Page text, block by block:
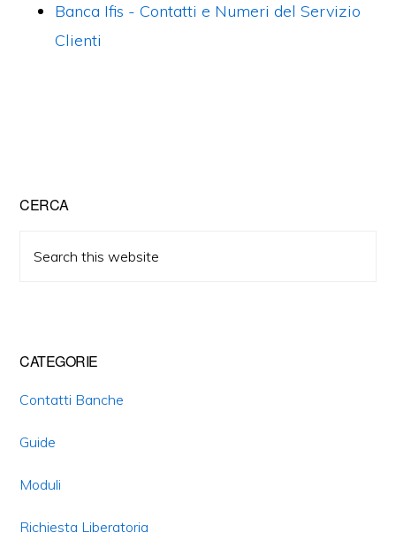
Banca Ifis - Contatti e Numeri del Servizio
Clienti
Primary
Sidebar
CERCA
this
CATEGORIE
Contatti Banche
Guide
Moduli
Richiesta Liberatoria